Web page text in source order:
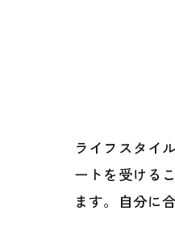
ライフスタイ
ートを受ける
ます。自分に